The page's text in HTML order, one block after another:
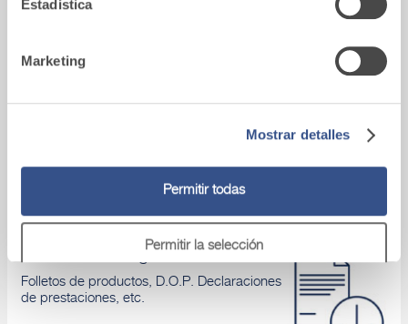
Estadística
Marketing
Mostrar detalles
Permitir todas
Permitir la selección
Asistencia tecnica
Si tienes algún problema, ponte en contacto
Área de descarga
Folletos de productos, D.O.P. Declaraciones
de prestaciones, etc.